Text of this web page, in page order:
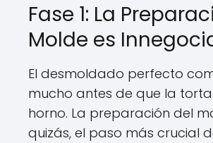
Fase 1: La
Molde es
El desmoldado perfecto
mucho antes de que la
horno. La preparación del
quizás, el paso más crucial